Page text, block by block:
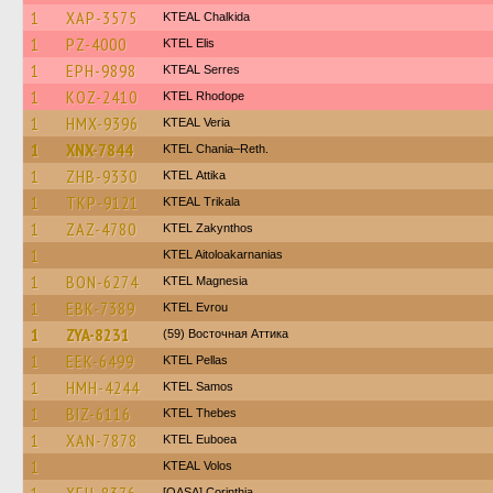
1 XAP-3575 KTEAL Chalkida
1 PZ-4000 KTEL Elis
1 EPH-9898 KTEAL Serres
1 KOZ-2410 KTEL Rhodope
1 HMX-9396 KTEAL Veria
1 XNX-7844 KTEL Chania–Reth.
1 ZHB-9330 KΤΕL Αttika
1 TKP-9121 KTEAL Trikala
1 ZAZ-4780 KTEL Zakynthos
1 KTEL Aitoloakarnanias
1 BON-6274 ΚΤΕL Magnesia
1 EBK-7389 KTEL Evrou
1 ZYA-8231 (59) Восточная Аттика
1 EEK-6499 KTEL Pellas
1 HMH-4244 KTEL Samos
1 BIZ-6116 KTEL Thebes
1 XAN-7878 ΚΤΕL Euboea
1 KTEAL Volos